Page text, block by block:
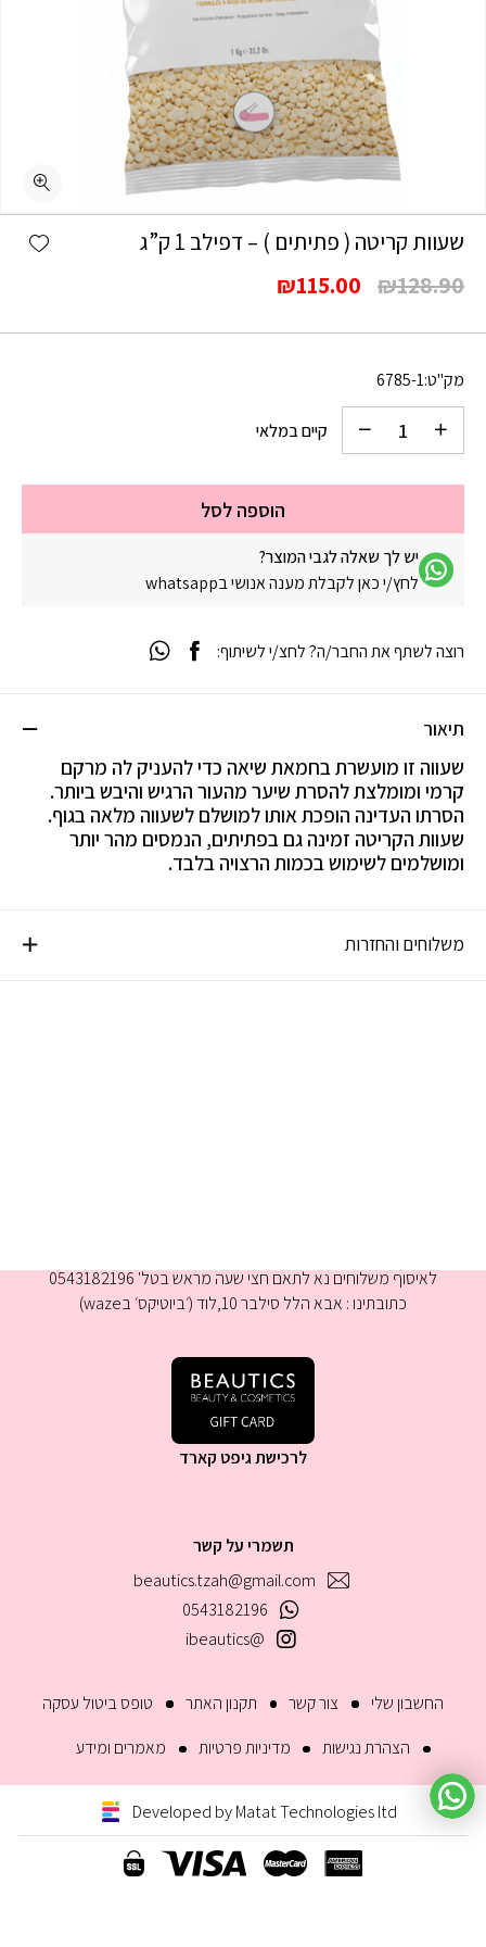
שעוות קריטה ( פתיתים ) – דפילב 1 ק”ג
₪128.90
המחיר
היה:
₪115.00
המחיר
הוא:
מק"ט:6785-1
קיים במלאי
הוספה לסל
יש לך שאלה לגבי המוצר?
לחץ/י כאן לקבלת מענה אנושי בwhatsapp
תיאור
שעווה זו מועשרת בחמאת שיאה כדי להעניק לה מרקם
קרמי ומומלצת להסרת שיער מהעור הרגיש והיבש ביותר.
הסרתו העדינה הופכת אותו למושלם לשעווה מלאה בגוף.
שעוות הקריטה זמינה גם בפתיתים, הנמסים מהר יותר
ומושלמים לשימוש בכמות הרצויה בלבד.
משלוחים והחזרות
רוצה לשתף את החבר/ה? לחצ/י לשיתוף:
החשבון שלי צור קשר תקנון האתר
טופס ביטול עסקה
הצהרת נגישות
מדיניות פרטיות מאמרים ומידע
תשמרי על קשר
beautics.tzah@gmail.com
0543182196
@ibeautics
לאיסוף משלוחים נא לתאם חצי שעה מראש בטל' 0543182196
כתובתינו : אבא הלל סילבר 10,לוד (׳ביוטיקס׳ בwaze)
לרכישת גיפט קארד
Developed by Matat Technologies ltd